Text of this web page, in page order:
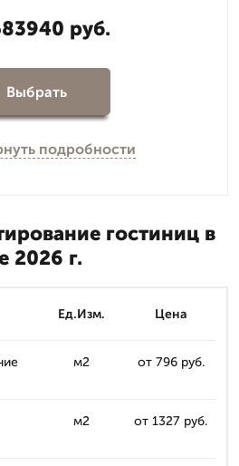
руб.
Выбрать
подробности
гостиниц в
2026 г.
Ед.Изм. Цена
м2 от 796 руб.
м2 от 1327 руб.